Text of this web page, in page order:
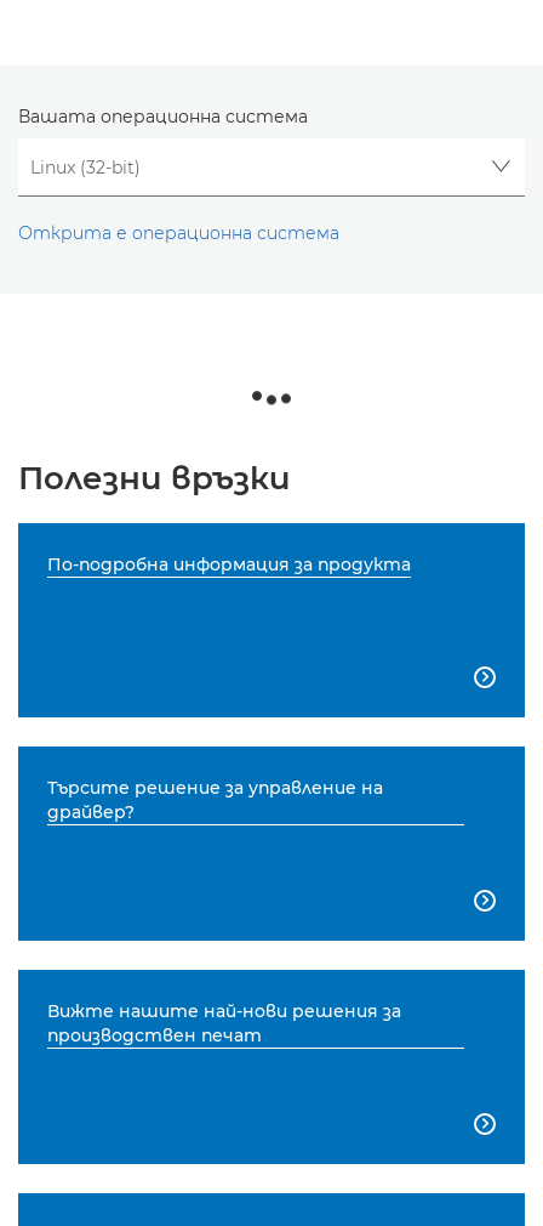
Вашата операционна система
Открита е операционна система
Полезни връзки
По-подробна информация за продукта

Търсите решение за управление на
драйвер?

Вижте нашите най-нови решения за
производствен печат
